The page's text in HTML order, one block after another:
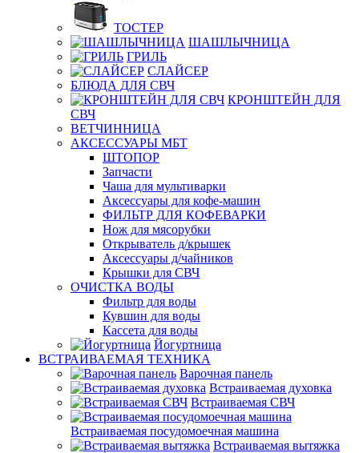
ТОСТЕР
ШАШЛЫЧНИЦА
ГРИЛЬ
СЛАЙСЕР
БЛЮДА ДЛЯ СВЧ
КРОНШТЕЙН ДЛЯ
СВЧ
ВЕТЧИННИЦА
АКСЕССУАРЫ МБТ
ШТОПОР
Запчасти
Чаша для мультиварки
Аксессуары для кофе-машин
ФИЛЬТР ДЛЯ КОФЕВАРКИ
Нож для мясорубки
Открыватель д/крышек
Аксессуары д/чайников
Крышки для СВЧ
ОЧИСТКА ВОДЫ
Фильтр для воды
Кувшин для воды
Кассета для воды
Йогуртница
ВСТРАИВАЕМАЯ ТЕХНИКА
Варочная панель
Встраиваемая духовка
Встраиваемая СВЧ
Встраиваемая посудомоечная машина
Встраиваемая вытяжка